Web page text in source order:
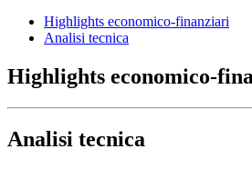
Highlights economico-finanziari
Analisi tecnica
Highlights economico-
Analisi tecnica